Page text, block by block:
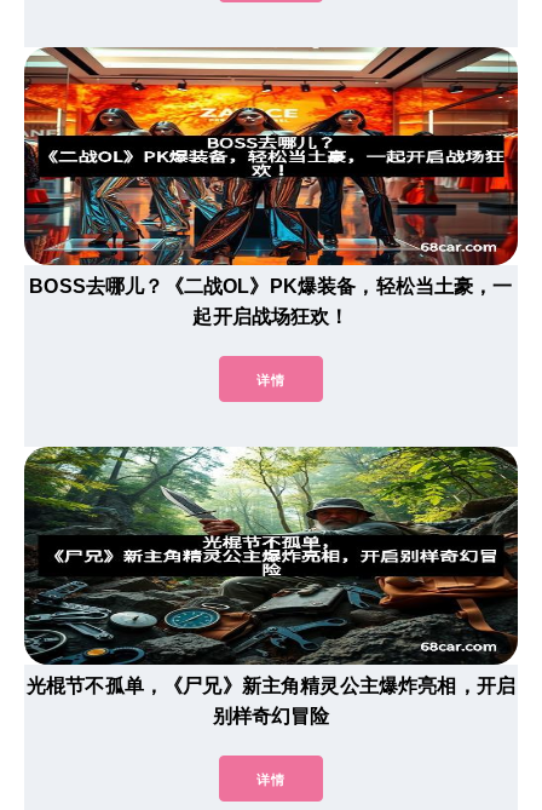
BOSS去哪儿？《二战OL》PK爆装备，轻松当土豪，一
起开启战场狂欢！
详情
光棍节不孤单，《尸兄》新主角精灵公主爆炸亮相，开启
别样奇幻冒险
详情